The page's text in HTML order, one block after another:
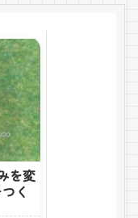
を変
く